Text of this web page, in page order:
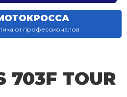
от профессионалов
703F TOUR